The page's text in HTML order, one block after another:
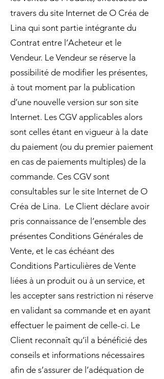
travers du site Internet de O Créa de
Lina qui sont partie intégrante du
Contrat entre l’Acheteur et le
Vendeur. Le Vendeur se réserve la
possibilité de modifier les présentes,
à tout moment par la publication
d’une nouvelle version sur son site
Internet. Les CGV applicables alors
sont celles étant en vigueur à la date
du paiement (ou du premier paiement
en cas de paiements multiples) de la
commande. Ces CGV sont
consultables sur le site Internet de O
Créa de Lina. Le Client déclare avoir
pris connaissance de l’ensemble des
présentes Conditions Générales de
Vente, et le cas échéant des
Conditions Particulières de Vente
liées à un produit ou à un service, et
les accepter sans restriction ni réserve
en validant sa commande et en ayant
effectuer le paiment de celle-ci. Le
Client reconnaît qu’il a bénéficié des
conseils et informations nécessaires
afin de s’assurer de l’adéquation de